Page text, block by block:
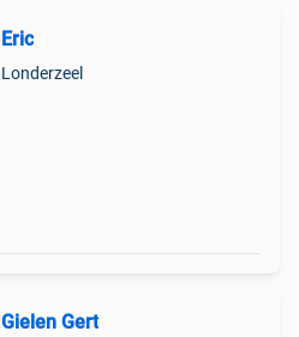
Eric
Londerzeel
Gielen Gert